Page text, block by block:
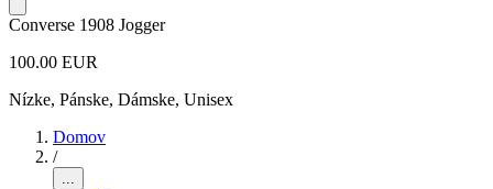
Converse 1908 Jogger
100.00 EUR
Nízke, Pánske, Dámske, Unisex
Domov
/
...